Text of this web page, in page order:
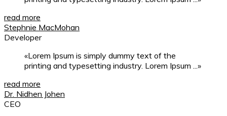
read more
Stephnie MacMohan
Developer
Lorem Ipsum is simply dummy text of the
printing and typesetting industry. Lorem Ipsum ...
read more
Dr. Nidhen Johen
CEO